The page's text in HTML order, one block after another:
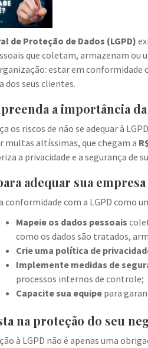
de Proteção de Dados (LGPD)
que coletam, armazenam ou
estar em conformidade
dos seus clientes.
a importância
os riscos de não se adequar à
multas altíssimas, que chegam a
a privacidade e a segurança de
adequar sua empresa
conformidade com a LGPD como
Mapeie os dados pessoais
como os dados são tratados,
Crie uma política de
Implemente medidas de
processos internos de controle;
Capacite sua equipe para
na proteção do seu
à LGPD não é apenas uma